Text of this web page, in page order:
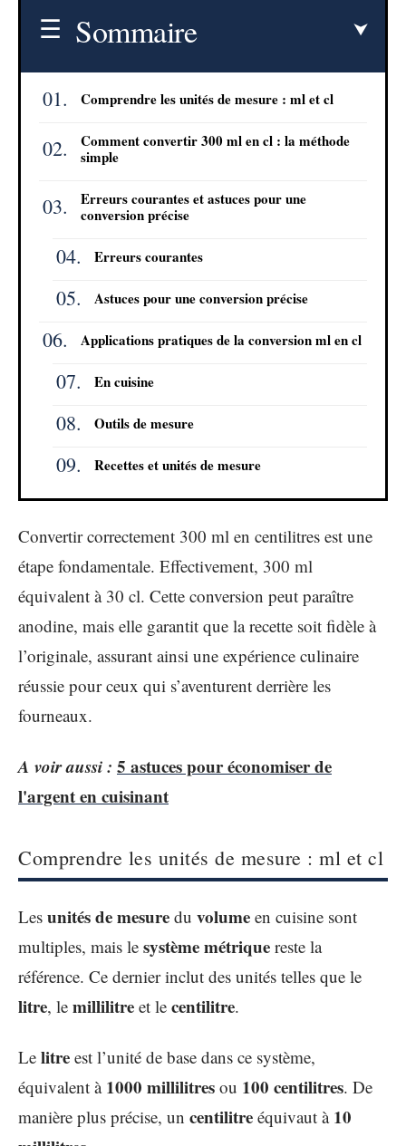
Sommaire
Comprendre les unités de mesure : ml et cl
Comment convertir 300 ml en cl : la méthode
simple
Erreurs courantes et astuces pour une
conversion précise
Erreurs courantes
Astuces pour une conversion précise
Applications pratiques de la conversion ml en cl
En cuisine
Outils de mesure
Recettes et unités de mesure
Convertir correctement 300 ml en centilitres est une
étape fondamentale. Effectivement, 300 ml
équivalent à 30 cl. Cette conversion peut paraître
anodine, mais elle garantit que la recette soit fidèle à
l’originale, assurant ainsi une expérience culinaire
réussie pour ceux qui s’aventurent derrière les
fourneaux.
A voir aussi : 5 astuces pour économiser de
l'argent en cuisinant
Comprendre les unités de mesure : ml et cl
Les unités de mesure du volume en cuisine sont
multiples, mais le système métrique reste la
référence. Ce dernier inclut des unités telles que le
litre, le millilitre et le centilitre.
Le litre est l’unité de base dans ce système,
équivalent à 1000 millilitres ou 100 centilitres. De
manière plus précise, un centilitre équivaut à 10